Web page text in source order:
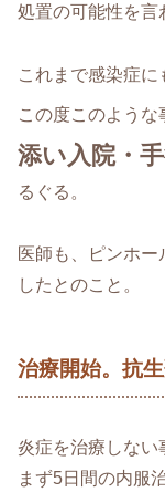
処置の可能性を言
これまで感染症に
この度このよう
添い入院・
るぐる。
医師も、ピンホ
したとのこと。
治療開始。抗
炎症を治療しない
まず5日間の内服